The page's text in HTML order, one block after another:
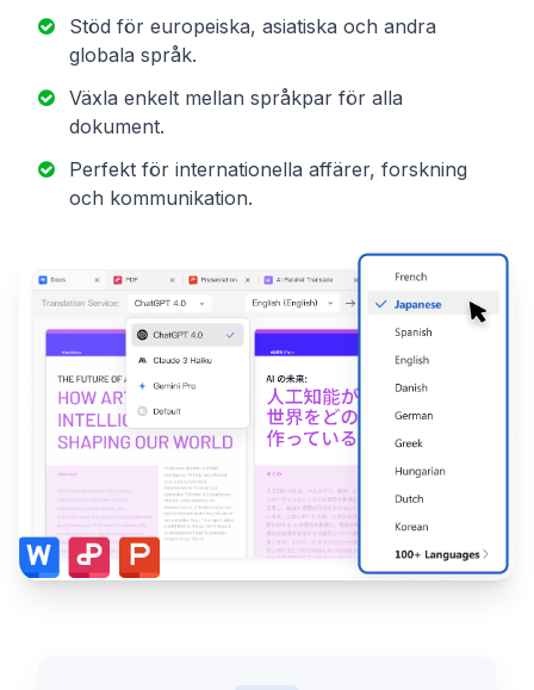
Stöd för europeiska, asiatiska och andra
globala språk.
Växla enkelt mellan språkpar för alla
dokument.
Perfekt för internationella affärer, forskning
och kommunikation.